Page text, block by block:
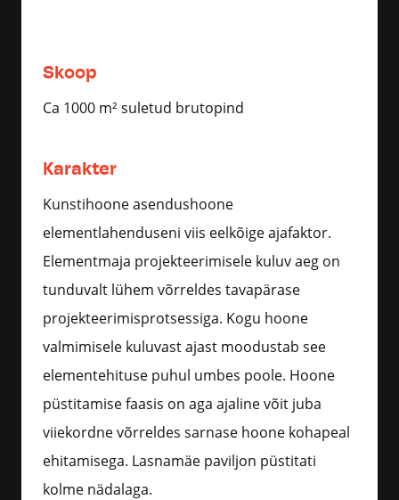
Skoop
Ca 1000 m² suletud brutopind
Karakter
Kunstihoone asendushoone
elementlahenduseni viis eelkõige ajafaktor.
Elementmaja projekteerimisele kuluv aeg on
tunduvalt lühem võrreldes tavapärase
projekteerimisprotsessiga. Kogu hoone
valmimisele kuluvast ajast moodustab see
elementehituse puhul umbes poole. Hoone
püstitamise faasis on aga ajaline võit juba
viiekordne võrreldes sarnase hoone kohapeal
ehitamisega. Lasnamäe paviljon püstitati
kolme nädalaga.